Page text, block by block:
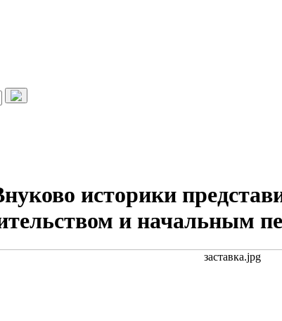
историки
и начальным